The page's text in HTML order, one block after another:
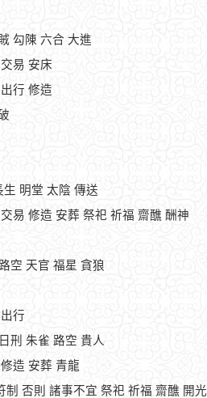
勾陳 六合 大進
易 安床
行 修造
明堂 太陰 傳送
易 修造 安葬 祭祀 祈福 齋醮 酬神
空 天官 福星 貪狼
行
刑 朱雀 路空 貴人
造 安葬 青龍
制 否則 諸事不宜 祭祀 祈福 齋醮 開光